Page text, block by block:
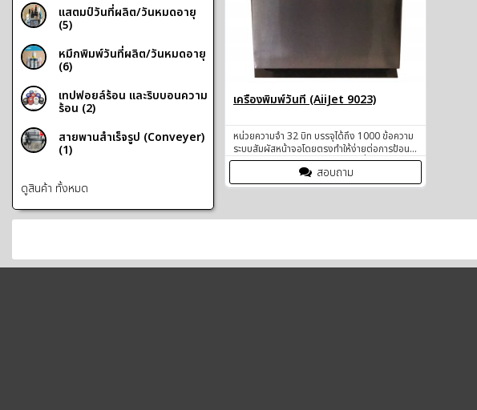
แสตมป์วันที่ผลิต/วันหมดอายุ
(5)
หมึกพิมพ์วันที่ผลิต/วันหมดอายุ
(6)
เทปฟอยล์ร้อน และริบบอนความ
ร้อน (2)
สายพานสำเร็จรูป (Conveyer)
(1)
ดูสินค้า ทั้งหมด
เครื่องพิมพ์วันที่ (AiiJet 9023)
หน่วยความจำ 32 บิท บรรจุได้ถึง 1000 ข้อความ
ระบบสัมผัสหน้าจอโดยตรงทำให้ง่ายต่อการป้อน
ข้อมูลและสั่งการ โปรแกรมแบบเห็นที่หน้าจอตรง
กับสิ่งที่จะพิมพ์ (WYSIWYG) โปรแกรมถูก
ออกแบบให้ง่ายต่อการใช้งาน
สอบถาม